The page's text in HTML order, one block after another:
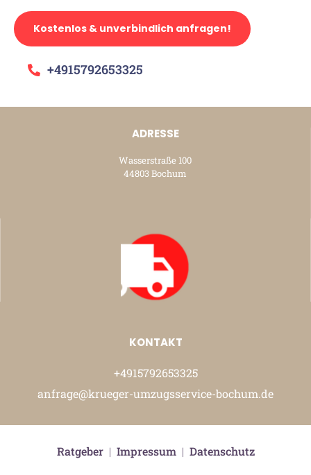
Kostenlos & unverbindlich anfragen!
+4915792653325
ADRESSE
Wasserstraße 100
44803 Bochum
KONTAKT
+4915792653325
anfrage@krueger-umzugsservice-bochum.de
Ratgeber| Impressum| Datenschutz